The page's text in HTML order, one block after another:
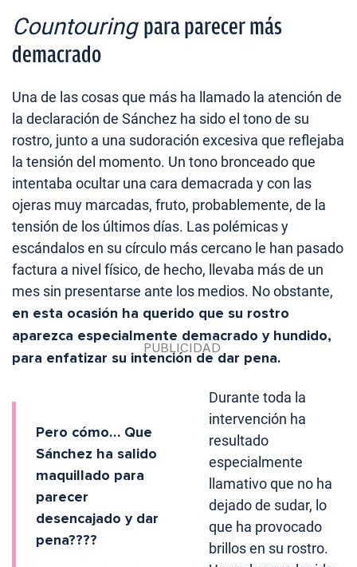
Countouring para parecer más
demacrado
Una de las cosas que más ha llamado la atención de
la declaración de Sánchez ha sido el tono de su
rostro, junto a una sudoración excesiva que reflejaba
la tensión del momento. Un tono bronceado que
intentaba ocultar una cara demacrada y con las
ojeras muy marcadas, fruto, probablemente, de la
tensión de los últimos días. Las polémicas y
escándalos en su círculo más cercano le han pasado
factura a nivel físico, de hecho, llevaba más de un
mes sin presentarse ante los medios. No obstante,
en esta ocasión ha querido que su rostro
aparezca especialmente demacrado y hundido,
para enfatizar su intención de dar pena.
Pero cómo… Que
Sánchez ha salido
maquillado para
parecer
desencajado y dar
pena????
Durante toda la
intervención ha
resultado
especialmente
llamativo que no ha
dejado de sudar, lo
que ha provocado
brillos en su rostro.